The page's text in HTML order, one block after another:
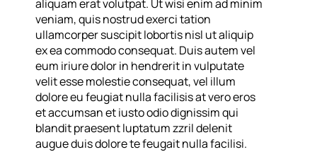
aliquam erat volutpat. Ut wisi enim ad minim
veniam, quis nostrud exerci tation
ullamcorper suscipit lobortis nisl ut aliquip
ex ea commodo consequat. Duis autem vel
eum iriure dolor in hendrerit in vulputate
velit esse molestie consequat, vel illum
dolore eu feugiat nulla facilisis at vero eros
et accumsan et iusto odio dignissim qui
blandit praesent luptatum zzril delenit
augue duis dolore te feugait nulla facilisi.